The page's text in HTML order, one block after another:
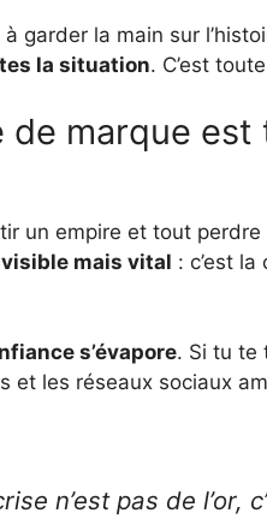
garder la main sur
la situation. C’est
de marque
un empire et tout perdre
mais vital : c’est
s’évapore. Si tu te
et les réseaux sociaux
n’est pas de l’or,